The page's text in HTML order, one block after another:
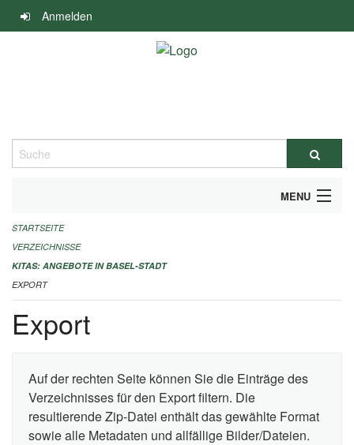
Navigation
überspringen
Anmelden
Suche
MENU
ALLGEMEINE INFORMATIONEN
IMPRESSUM
STARTSEITE
VERZEICHNISSE
KITAS: ANGEBOTE IN BASEL-STADT
EXPORT
Export
Auf der rechten Seite können Sie die Einträge des
Verzeichnisses für den Export filtern. Die
resultierende Zip-Datei enthält das gewählte Format
sowie alle Metadaten und allfällige Bilder/Dateien.